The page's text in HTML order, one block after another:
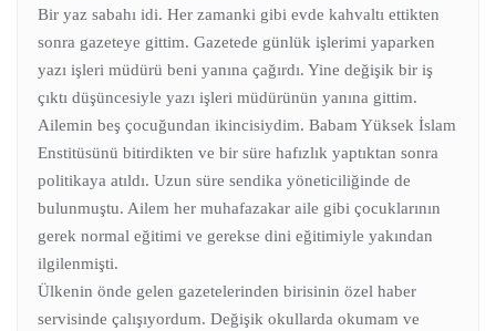
Bir yaz sabahı idi. Her zamanki gibi evde kahvaltı ettikten
sonra gazeteye gittim. Gazetede günlük işlerimi yaparken
yazı işleri müdürü beni yanına çağırdı. Yine değişik bir iş
çıktı düşüncesiyle yazı işleri müdürünün yanına gittim.
Ailemin beş çocuğundan ikincisiydim. Babam Yüksek İslam
Enstitüsünü bitirdikten ve bir süre hafızlık yaptıktan sonra
politikaya atıldı. Uzun süre sendika yöneticiliğinde de
bulunmuştu. Ailem her muhafazakar aile gibi çocuklarının
gerek normal eğitimi ve gerekse dini eğitimiyle yakından
ilgilenmişti.
Ülkenin önde gelen gazetelerinden birisinin özel haber
servisinde çalışıyordum. Değişik okullarda okumam ve